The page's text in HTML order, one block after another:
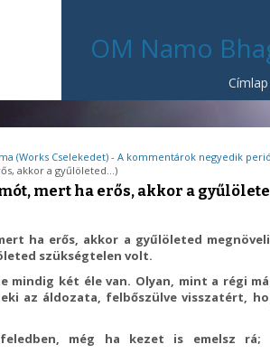
OM Namo
Címlap
(Works Cselekedet) - A kommentárok negyedik
akkor a gyűlöleted...)
mert ha erős, akkor a
ha erős, akkor a gyűlöleted
szükségtelen volt.
mindig két éle van. Olyan, mint a régi
az áldozata, felbőszülve visszatért,
még ha kezet is emelsz rá;